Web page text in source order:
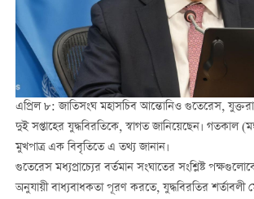
এপ্রিল ৮: জাতিসংঘ মহাসচিব আন্তোনিও গুতেরেস,
দুই সপ্তাহের যুদ্ধবিরতিকে, স্বাগত জানিয়েছেন। গতকাল
মুখপাত্র এক বিবৃতিতে এ তথ্য জানান।
গুতেরেস মধ্যপ্রাচ্যের বর্তমান সংঘাতের সংশ্লিষ্ট
অনুযায়ী বাধ্যবাধকতা পূরণ করতে, যুদ্ধবিরতির